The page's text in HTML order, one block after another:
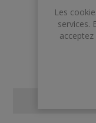
Les
services.